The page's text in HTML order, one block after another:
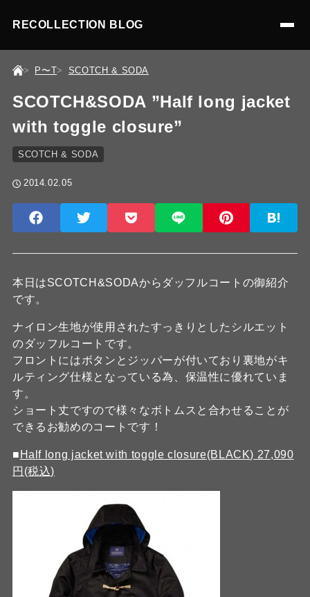
RECOLLECTION BLOG
P〜T SCOTCH & SODA
SCOTCH&SODA ”Half long jacket
with toggle closure”
SCOTCH & SODA
2014.02.05
本日はSCOTCH&SODAからダッフルコートの御紹介
です。
ナイロン生地が使用されたすっきりとしたシルエット
のダッフルコートです。
フロントにはボタンとジッパーが付いており裏地がキ
ルティング仕様となっている為、保温性に優れていま
す。
ショート丈ですので様々なボトムスと合わせることが
できるお勧めのコートです！
■ Half long jacket with toggle closure(BLACK) 27,090
円(税込)